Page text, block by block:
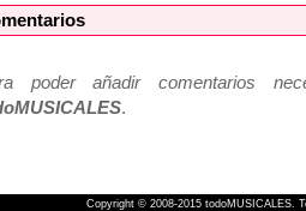
poder añadir comentarios
.
Copyright © 2008-2015 todoMUSICALES.